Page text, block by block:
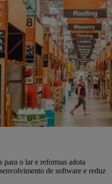
o lar e reformas adota
de software e reduz